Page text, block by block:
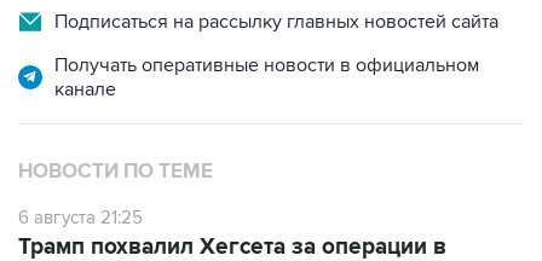
Подписаться на рассылку главных новостей сайта
Получать оперативные новости в официальном
канале
НОВОСТИ ПО ТЕМЕ
6 августа 21:25
Трамп похвалил Хегсета за операции в